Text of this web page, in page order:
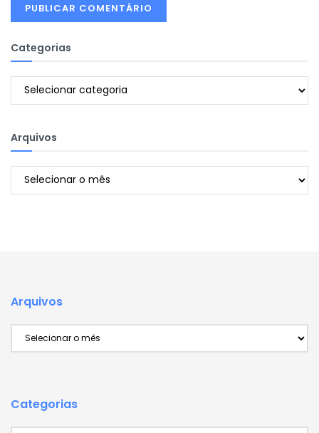
Categorias
Categorias
Arquivos
Arquivos
Arquivos
Categorias